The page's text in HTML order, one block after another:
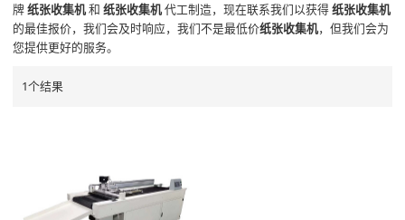
牌纸张收集机和纸张收集机代工制造，现在联系我们以获得纸张收集机
的最佳报价，我们会及时响应，我们不是最低价纸张收集机，但我们会为
您提供更好的服务。
1个结果